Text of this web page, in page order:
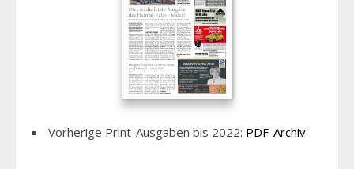
Vorherige Print-Ausgaben bis 2022: PDF-Archiv